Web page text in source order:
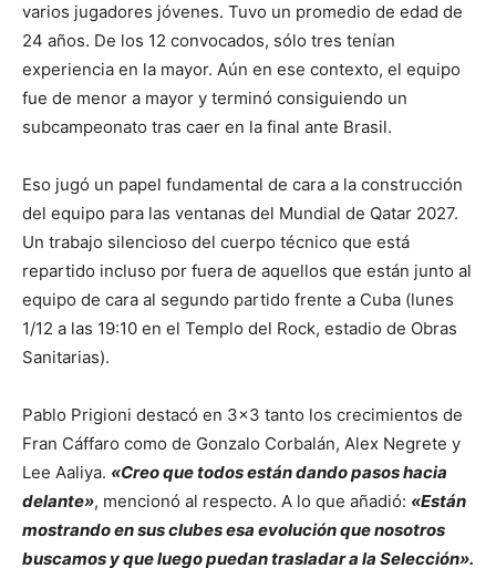
varios jugadores jóvenes. Tuvo un promedio de edad de
24 años. De los 12 convocados, sólo tres tenían
experiencia en la mayor. Aún en ese contexto, el equipo
fue de menor a mayor y terminó consiguiendo un
subcampeonato tras caer en la final ante Brasil.
Eso jugó un papel fundamental de cara a la construcción
del equipo para las ventanas del Mundial de Qatar 2027.
Un trabajo silencioso del cuerpo técnico que está
repartido incluso por fuera de aquellos que están junto al
equipo de cara al segundo partido frente a Cuba (lunes
1/12 a las 19:10 en el Templo del Rock, estadio de Obras
Sanitarias).
Pablo Prigioni destacó en 3×3 tanto los crecimientos de
Fran Cáffaro como de Gonzalo Corbalán, Alex Negrete y
Lee Aaliya. «Creo que todos están dando pasos hacia
delante», mencionó al respecto. A lo que añadió: «Están
mostrando en sus clubes esa evolución que nosotros
buscamos y que luego puedan trasladar a la Selección».